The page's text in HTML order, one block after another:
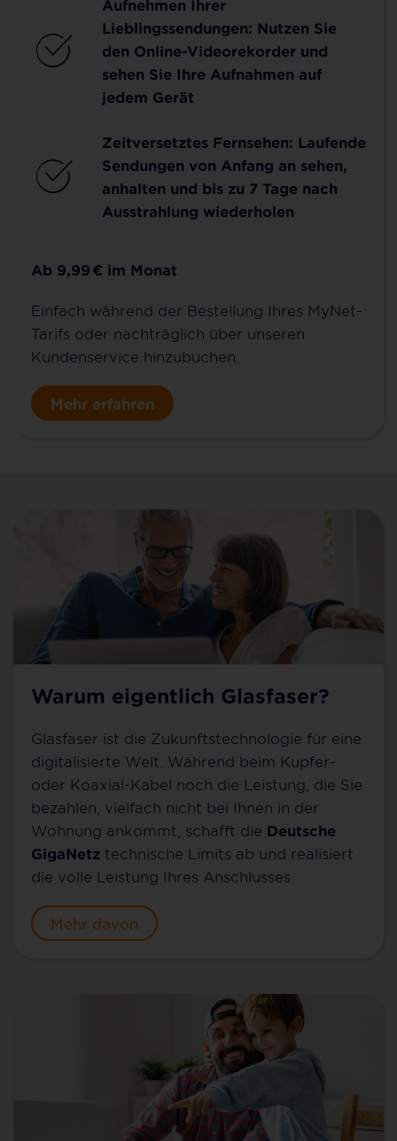
Aufnehmen Ihrer
Lieblingssendungen: Nutzen Sie
den Online-Videorekorder und
sehen Sie Ihre Aufnahmen auf
jedem Gerät
Zeitversetztes Fernsehen: Laufende
Sendungen von Anfang an sehen,
anhalten und bis zu 7 Tage nach
Ausstrahlung wiederholen
Ab 9,99 € im Monat
Einfach während der Bestellung Ihres MyNet-
Tarifs oder nachträglich über unseren
Kundenservice hinzubuchen.
Mehr erfahren
Warum eigentlich Glasfaser?
Glasfaser ist die Zukunftstechnologie für eine
digitalisierte Welt. Während beim Kupfer-
oder Koaxial-Kabel noch die Leistung, die Sie
bezahlen, vielfach nicht bei Ihnen in der
Wohnung ankommt, schafft die Deutsche
GigaNetz technische Limits ab und realisiert
die volle Leistung Ihres Anschlusses.
Mehr davon